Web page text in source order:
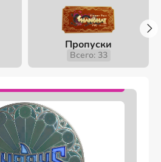
Пропуски
Всего: 33